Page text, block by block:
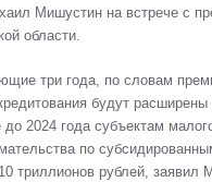
Мишустин на встрече с
области.
три года, по словам
будут
до 2024 года субъектам
по
триллионов рублей, заявил